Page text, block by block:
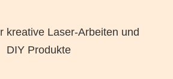
kreative Laser-Arbeiten und
DIY Produkte